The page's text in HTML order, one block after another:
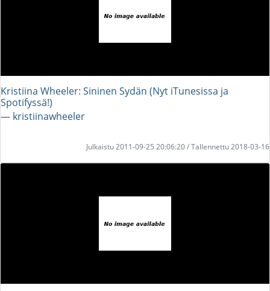
Kristiina Wheeler: Sininen Sydän (Nyt iTunesissa ja
Spotifyssä!)
― kristiinawheeler
Julkaistu 2011-09-25 20:06:20 / Tallennettu 2018-03-16